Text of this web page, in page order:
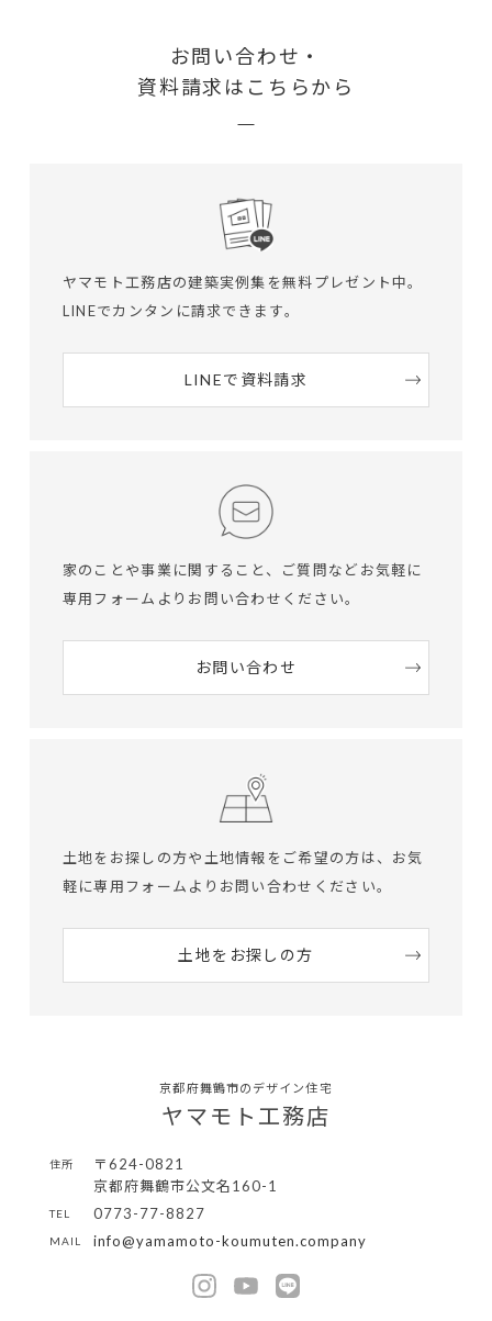
お問い合わせ・
資料請求はこちらから
ヤマモト工務店の建築実例集を無料プレゼント中。
LINEでカンタンに請求できます。
LINEで資料請求
家のことや事業に関すること、ご質問など お気軽に
専用フォームよりお問い合わせください。
お問い合わせ
土地をお探しの方や土地情報をご希望の方は、 お気
軽に専用フォームよりお問い合わせください。
土地をお探しの方
京都府舞鶴市のデザイン住宅
ヤマモト工務店
住所
〒624-0821
京都府舞鶴市公文名160-1
TEL 0773-77-8827
MAIL info@yamamoto-koumuten.company